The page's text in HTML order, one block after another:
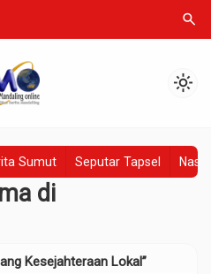
search
light_mode
Sumut Seputar Tapsel
di
Kesejahteraan Lokal”